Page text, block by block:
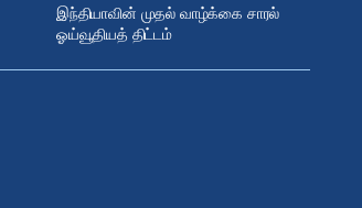
இந்தியாவின் முதல் வாழ்க்கை சாரல்
ஓய்வூதியத் திட்டம்